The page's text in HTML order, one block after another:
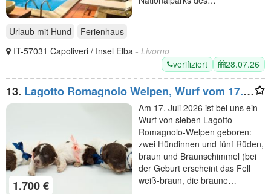
Urlaub mit Hund
Ferienhaus
IT-57031 Capoliveri / Insel Elba - Livorno
verifiziert
28.07.26
13. Lagotto Romagnolo Welpen, Wurf vom 17.
Juli 2026, ENCI, Toskana
1.700 €
Am 17. Juli 2026 ist bei uns ein
Wurf von sieben Lagotto-
Romagnolo-Welpen geboren:
zwei Hündinnen und fünf Rüden,
braun und Braunschimmel (bei
der Geburt erscheint das Fell
weiß-braun, die braune…